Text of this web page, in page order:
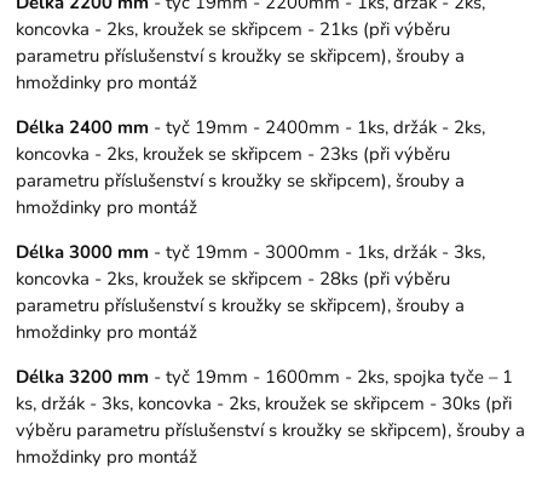
koncovka - 2ks, kroužek se skřipcem - 21ks (při výběru
parametru příslušenství s kroužky se skřipcem), šrouby a
hmoždinky pro montáž
Délka 2400 mm - tyč 19mm - 2400mm - 1ks, držák - 2ks,
koncovka - 2ks, kroužek se skřipcem - 23ks (při výběru
parametru příslušenství s kroužky se skřipcem), šrouby a
hmoždinky pro montáž
Délka 3000 mm - tyč 19mm - 3000mm - 1ks, držák - 3ks,
koncovka - 2ks, kroužek se skřipcem - 28ks (při výběru
parametru příslušenství s kroužky se skřipcem), šrouby a
hmoždinky pro montáž
Délka 3200 mm - tyč 19mm - 1600mm - 2ks, spojka tyče – 1
ks, držák - 3ks, koncovka - 2ks, kroužek se skřipcem - 30ks (při
výběru parametru příslušenství s kroužky se skřipcem), šrouby a
hmoždinky pro montáž